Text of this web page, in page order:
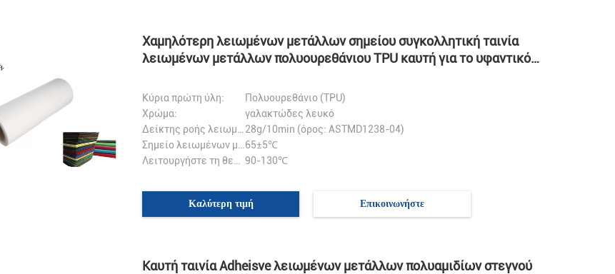
Χαμηλότερη λειωμένων μετάλλων σημείου συγκολλητική ταινία
λειωμένων μετάλλων πολυουρεθάνιου TPU καυτή για το υφαντικό
Κύρια πρώτη ύλη:
Πολυουρεθάνιο (TPU)
Χρώμα:
γαλακτώδες λευκό
28g/10min (όρος: ASTMD1238-04)
65±5℃
90-130℃
Καλύτερη τιμή Επικοινωνήστε
Καυτή ταινία Adheisve λειωμένων μετάλλων πολυαμιδίων στεγνού